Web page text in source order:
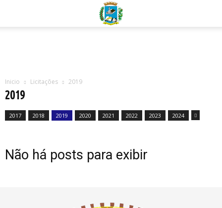
Inicio Licitações 2019
2019
2017 2018 2019 2020 2021 2022 2023 2024
Não há posts para exibir